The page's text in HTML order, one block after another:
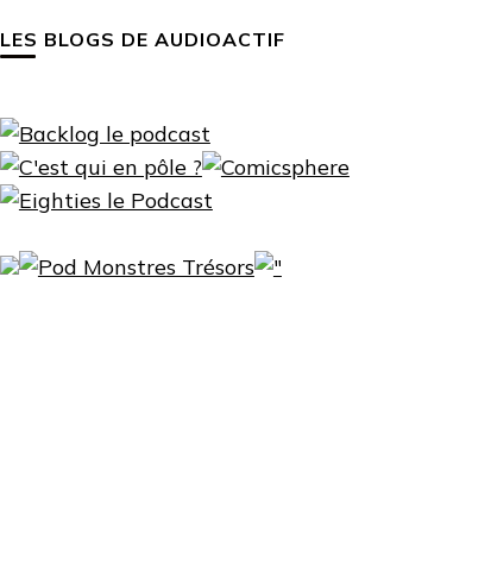
LES BLOGS DE AUDIOACTIF